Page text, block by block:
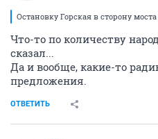
Остановку Горская в сторону
Что-то по количеству
сказал...
Да и вообще, какие-то
предложения.
ОТВЕТИТЬ